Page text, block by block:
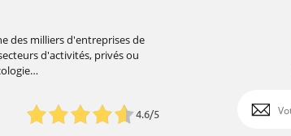
des milliers d'entreprises de
d'activités, privés ou
4.6/5